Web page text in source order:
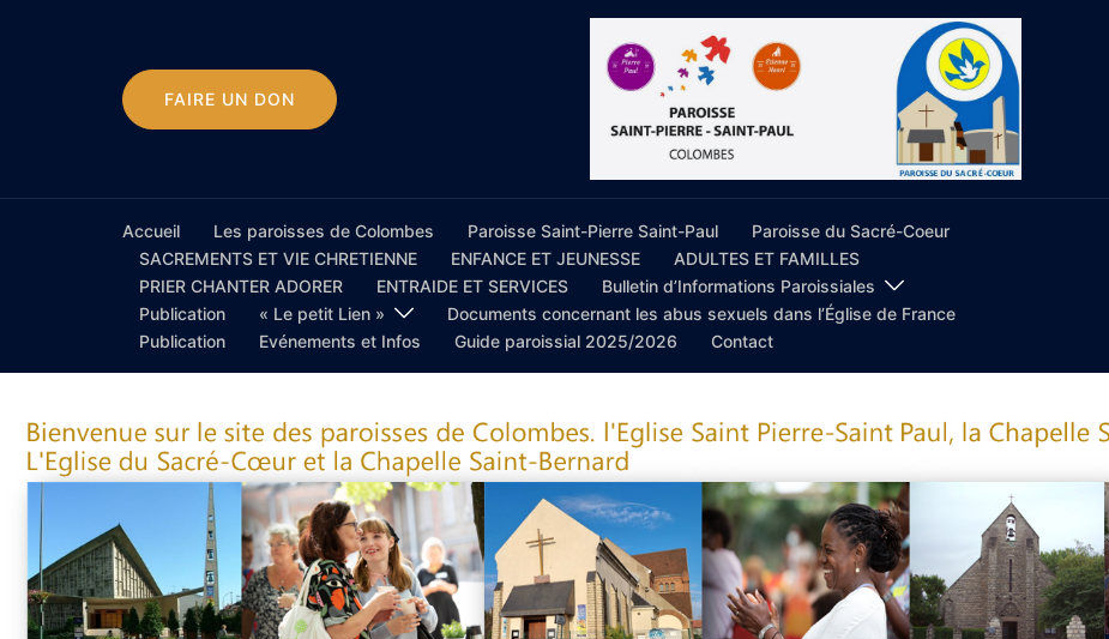
FAIRE UN DON
Accueil Les paroisses de Colombes Paroisse Saint-Pierre Saint-Paul
Paroisse du Sacré-Coeur
SACREMENTS ET VIE CHRETIENNE
ENFANCE ET JEUNESSE
ADULTES ET FAMILLES
PRIER CHANTER ADORER
ENTRAIDE ET SERVICES
Bulletin d’Informations Paroissiales
Publication
« Le petit Lien »
Documents concernant les abus sexuels dans l’Église de France
Publication
Evénements et Infos Guide paroissial 2025/2026 Contact